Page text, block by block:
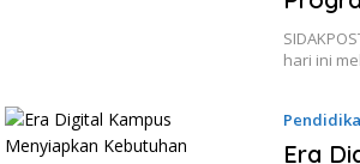
hari ini
Era